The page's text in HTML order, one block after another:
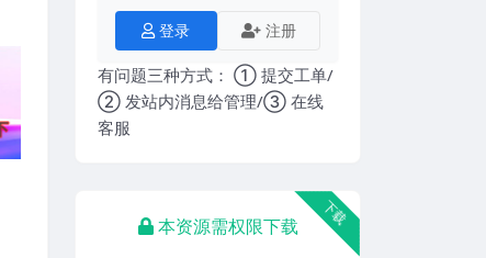
登录 注册
有问题三种方式： ① 提交工单/
② 发站内消息给管理/③ 在线
客服
下载
本资源需权限下载